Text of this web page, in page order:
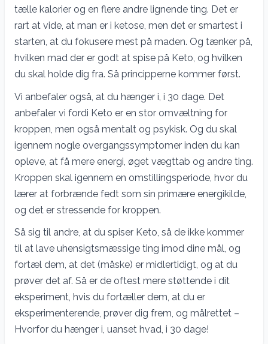
tælle kalorier og en flere andre lignende ting. Det er
rart at vide, at man er i ketose, men det er smartest i
starten, at du fokusere mest på maden. Og tænker på,
hvilken mad der er godt at spise på Keto, og hvilken
du skal holde dig fra. Så principperne kommer først.
Vi anbefaler også, at du hænger i, i 30 dage. Det
anbefaler vi fordi Keto er en stor omvæltning for
kroppen, men også mentalt og psykisk. Og du skal
igennem nogle overgangssymptomer inden du kan
opleve, at få mere energi, øget vægttab og andre ting.
Kroppen skal igennem en omstillingsperiode, hvor du
lærer at forbrænde fedt som sin primære energikilde,
og det er stressende for kroppen.
Så sig til andre, at du spiser Keto, så de ikke kommer
til at lave uhensigtsmæssige ting imod dine mål, og
fortæl dem, at det (måske) er midlertidigt, og at du
prøver det af. Så er de oftest mere støttende i dit
eksperiment, hvis du fortæller dem, at du er
eksperimenterende, prøver dig frem, og målrettet –
Hvorfor du hænger i, uanset hvad, i 30 dage!